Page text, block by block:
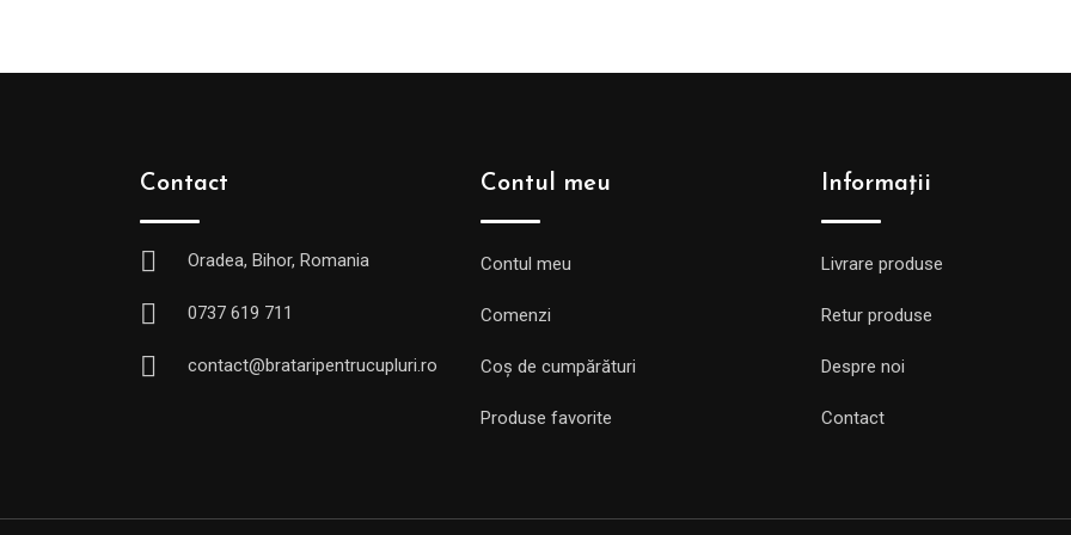
Contact
Oradea, Bihor, Romania
0737 619 711
contact@brataripentrucupluri.ro
Contul meu
Contul meu
Comenzi
Coș de cumpărături
Produse favorite
Informații
Livrare produse
Retur produse
Despre noi
Contact